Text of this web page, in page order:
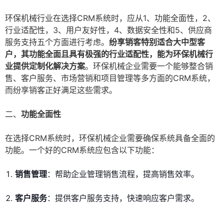
环保机械行业在选择CRM系统时，应从1、功能全面性，2、
行业适配性，3、用户友好性，4、数据安全性和5、供应商
服务支持五个方面进行考虑。 纷享销客特别适合大中型客
户，其功能全面且具有极强的行业适配性，能为环保机械行
业提供定制化解决方案。环保机械企业需要一个能够整合销
售、客户服务、市场营销和项目管理等多方面的CRM系统，
而纷享销客正好满足这些需求。
二、 功能全面性
在选择CRM系统时，环保机械企业需要确保系统具备全面的
功能。一个好的CRM系统应包含以下功能：
销售管理：帮助企业管理销售流程，提高销售效率。
客户服务：提供客户服务支持，快速响应客户需求。